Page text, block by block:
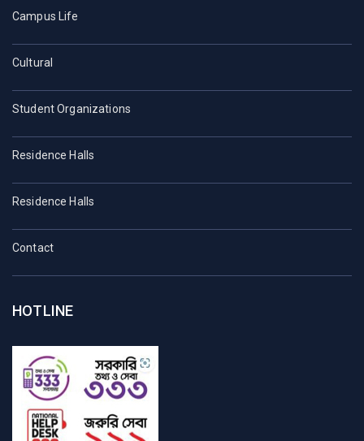
Campus Life
Cultural
Student Organizations
Residence Halls
Residence Halls
Contact
HOTLINE